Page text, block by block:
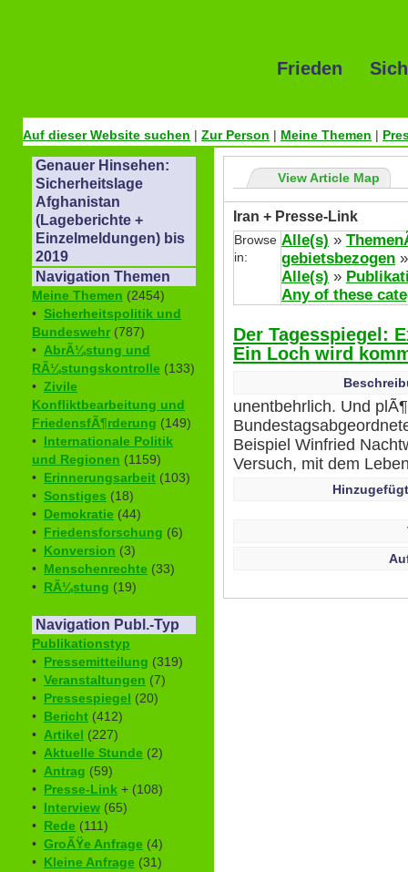
Frieden
Auf dieser Website suchen | Zur Person | Meine Themen |
Genauer Hinsehen:
Sicherheitslage
Afghanistan
(Lageberichte +
Einzelmeldungen) bis
2019
Navigation Themen
Meine Themen (2454)
• Sicherheitspolitik und
Bundeswehr (787)
• AbrÃ¼stung und
RÃ¼stungskontrolle (133)
• Zivile
Konfliktbearbeitung und
FriedensfÃ¶rderung (149)
• Internationale Politik
und Regionen (1159)
• Erinnerungsarbeit (103)
• Sonstiges (18)
• Demokratie (44)
• Friedensforschung (6)
• Konversion (3)
• Menschenrechte (33)
• RÃ¼stung (19)
Navigation Publ.-Typ
Publikationstyp
• Pressemitteilung (319)
• Veranstaltungen (7)
• Pressespiegel (20)
• Bericht (412)
• Artikel (227)
• Aktuelle Stunde (2)
• Antrag (59)
• Presse-Link + (108)
• Interview (65)
• Rede (111)
• GroÃŸe Anfrage (4)
• Kleine Anfrage (31)
View Article Map
Iran + Presse-Link
Browse
in:
Alle(s) »
gebietsbezogen
Alle(s) »
Any of these
Der Tagesspiegel:
Ein Loch wird
unentbehrlich. Und
Beispiel Winfried
Versuch, mit dem